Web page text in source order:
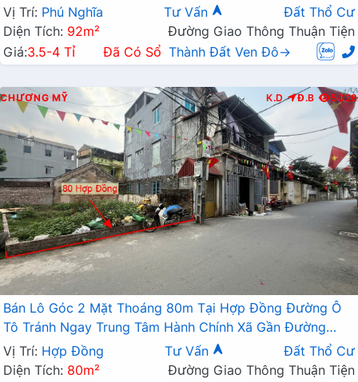
Vị Trí: Phú Nghĩa Tư Vấn
Đất Thổ Cư
Diện Tích: 92m²
Đường Giao Thông Thuận Tiện
Giá:3.5-4 Tỉ Đã Có Sổ Thành Đất Ven Đô→
CHƯƠNG MỸ K.D Đ.B 5028
Bán Lô Góc 2 Mặt Thoáng 80m Tại Hợp Đồng Đường Ô
Tô Tránh Ngay Trung Tâm Hành Chính Xã Gần Đường
TL419
Vị Trí: Hợp Đồng Tư Vấn
Đất Thổ Cư
Diện Tích: 80m²
Đường Giao Thông Thuận Tiện